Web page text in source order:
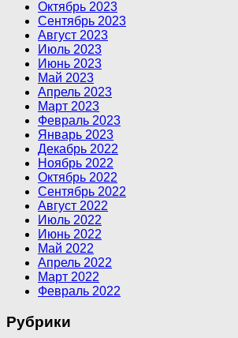
Октябрь 2023
Сентябрь 2023
Август 2023
Июль 2023
Июнь 2023
Май 2023
Апрель 2023
Март 2023
Февраль 2023
Январь 2023
Декабрь 2022
Ноябрь 2022
Октябрь 2022
Сентябрь 2022
Август 2022
Июль 2022
Июнь 2022
Май 2022
Апрель 2022
Март 2022
Февраль 2022
Рубрики